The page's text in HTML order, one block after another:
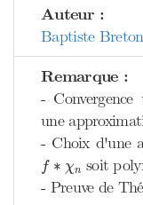
Auteur :
Baptiste Breton
Remarque :
-
une
- Choix d'une
f ∗ χn
∗ χ n
soit
- Preuve de